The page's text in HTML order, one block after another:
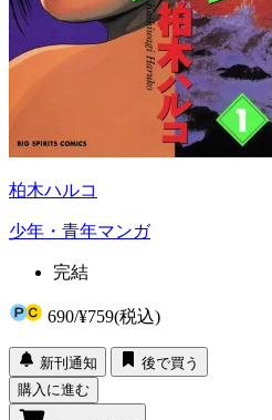
柏木ハルコ
少年・青年マンガ
完結
690/¥759(税込)
新刊通知
後で買う
購入に進む